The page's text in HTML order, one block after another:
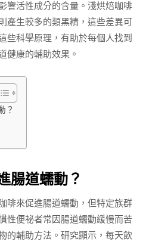
響活性成分的含量。淺烘焙咖啡
產生較多的類黑精，這些差異可
些科學原理，有助於每個人找到
健康的輔助效果。
？
腸道蠕動？
啡來促進腸道蠕動，但特定族群
性便祕者常因腸道蠕動緩慢而苦
的輔助方法。研究顯示，每天飲